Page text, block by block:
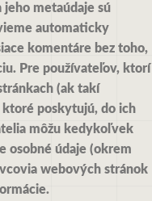
jeho metaúdaje sú
automaticky
komentáre bez toho,
Pre používateľov, ktorí
(ak takí
ktoré poskytujú, do ich
môžu kedykoľvek
osobné údaje (okrem
webových stránok